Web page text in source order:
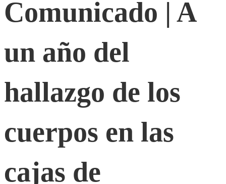
A
un
año
del
hallazgo
Comunicado | A
un año del
hallazgo de los
cuerpos en las
cajas de